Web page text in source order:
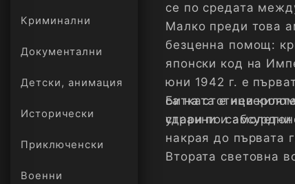
Криминални
Документални
Детски, анимация
Исторически
Приключенски
Военни
се по средата
Малко преди това
безценна помощ:
японски код на
юни 1942 г. е
са на стотици
удари по
Битката е
странни и
накрая до първата
Втората световна